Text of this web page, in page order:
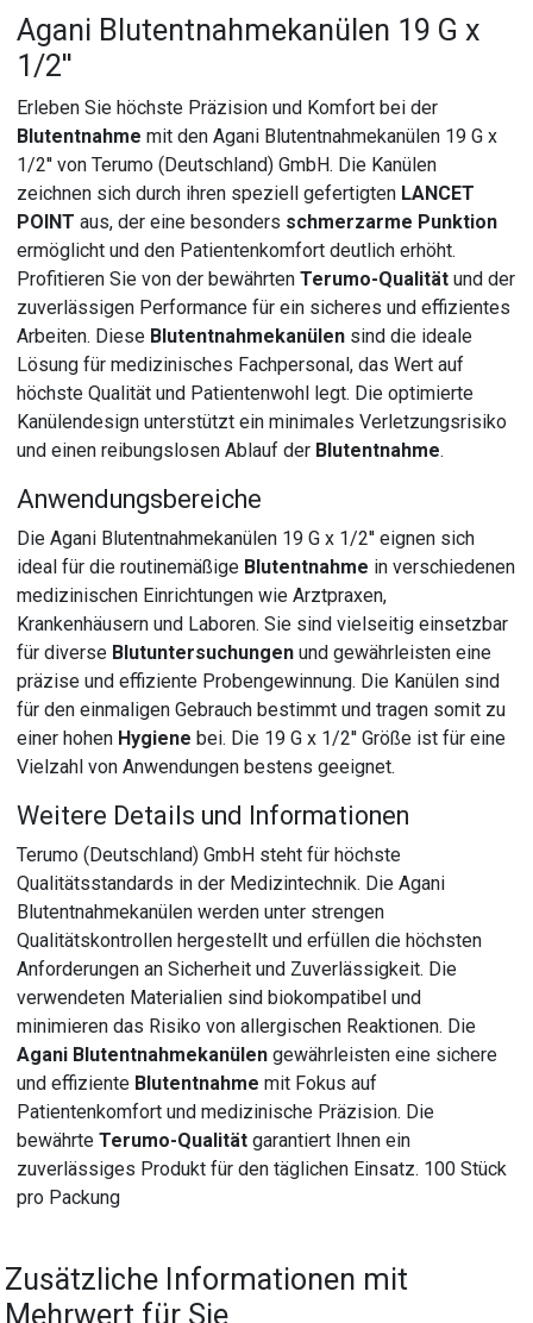
Agani Blutentnahmekanülen 19 G x
1/2''
Erleben Sie höchste Präzision und Komfort bei der
Blutentnahme mit den Agani Blutentnahmekanülen 19 G x
1/2'' von Terumo (Deutschland) GmbH. Die Kanülen
zeichnen sich durch ihren speziell gefertigten LANCET
POINT aus, der eine besonders schmerzarme Punktion
ermöglicht und den Patientenkomfort deutlich erhöht.
Profitieren Sie von der bewährtenTerumo-Qualität und der
zuverlässigen Performance für ein sicheres und effizientes
Arbeiten. Diese Blutentnahmekanülen sind die ideale
Lösung für medizinisches Fachpersonal, das Wert auf
höchste Qualität und Patientenwohl legt. Die optimierte
Kanülendesign unterstützt ein minimales Verletzungsrisiko
und einen reibungslosen Ablauf der Blutentnahme.
Anwendungsbereiche
Die Agani Blutentnahmekanülen 19 G x 1/2'' eignen sich
ideal für die routinemäßige Blutentnahme in verschiedenen
medizinischen Einrichtungen wie Arztpraxen,
Krankenhäusern und Laboren. Sie sind vielseitig einsetzbar
für diverse Blutuntersuchungen und gewährleisten eine
präzise und effiziente Probengewinnung. Die Kanülen sind
für den einmaligen Gebrauch bestimmt und tragen somit zu
einer hohen Hygiene bei. Die 19 G x 1/2'' Größe ist für eine
Vielzahl von Anwendungen bestens geeignet.
Weitere Details und Informationen
Terumo (Deutschland) GmbH steht für höchste
Qualitätsstandards in der Medizintechnik. Die Agani
Blutentnahmekanülen werden unter strengen
Qualitätskontrollen hergestellt und erfüllen die höchsten
Anforderungen an Sicherheit und Zuverlässigkeit. Die
verwendeten Materialien sind biokompatibel und
minimieren das Risiko von allergischen Reaktionen. Die
Agani Blutentnahmekanülen gewährleisten eine sichere
und effiziente Blutentnahme mit Fokus auf
Patientenkomfort und medizinische Präzision. Die
bewährteTerumo-Qualität garantiert Ihnen ein
zuverlässiges Produkt für den täglichen Einsatz. 100 Stück
pro Packung
Zusätzliche Informationen mit
Mehrwert für Sie